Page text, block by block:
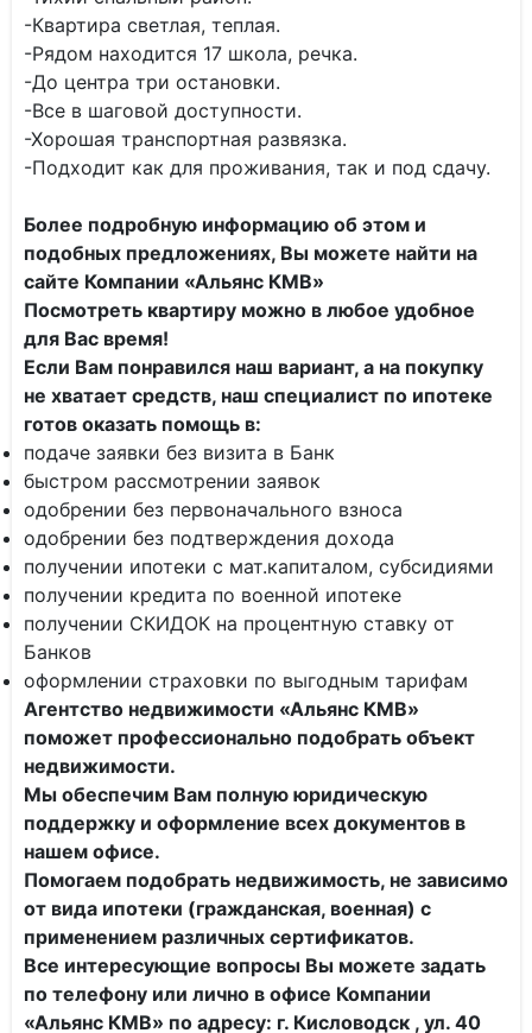
-Квартира светлая, теплая.
-Рядом находится 17 школа, речка.
-До центра три остановки.
-Все в шаговой доступности.
-Хорошая транспортная развязка.
-Подходит как для проживания, так и под сдачу.
Более подробную информацию об этом и
подобных предложениях, Вы можете найти на
сайте Компании «Альянс КМВ»
Посмотреть квартиру можно в любое удобное
для Вас время!
Если Вам понравился наш вариант, а на покупку
не хватает средств, наш специалист по ипотеке
готов оказать помощь в:
подаче заявки без визита в Банк
быстром рассмотрении заявок
одобрении без первоначального взноса
одобрении без подтверждения дохода
получении ипотеки с мат.капиталом, субсидиями
получении кредита по военной ипотеке
получении СКИДОК на процентную ставку от
Банков
оформлении страховки по выгодным тарифам
Агентство недвижимости «Альянс КМВ»
поможет профессионально подобрать объект
недвижимости.
Мы обеспечим Вам полную юридическую
поддержку и оформление всех документов в
нашем офисе.
Помогаем подобрать недвижимость, не зависимо
от вида ипотеки (гражданская, военная) с
применением различных сертификатов.
Все интересующие вопросы Вы можете задать
по телефону или лично в офисе Компании
«Альянс КМВ» по адресу: г. Кисловодск , ул. 40